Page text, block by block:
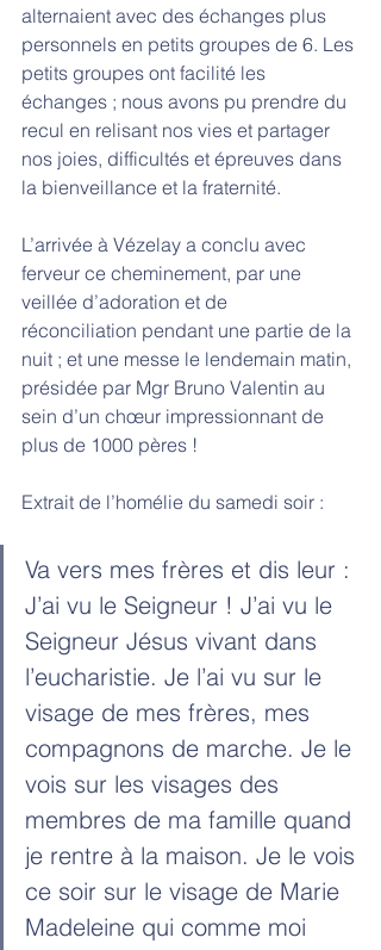
alternaient avec des échanges plus
personnels en petits groupes de 6. Les
petits groupes ont facilité les
échanges ; nous avons pu prendre du
recul en relisant nos vies et partager
nos joies, difficultés et épreuves dans
la bienveillance et la fraternité.
L’arrivée à Vézelay a conclu avec
ferveur ce cheminement, par une
veillée d’adoration et de
réconciliation pendant une partie de la
nuit ; et une messe le lendemain matin,
présidée par Mgr Bruno Valentin au
sein d’un chœur impressionnant de
plus de 1000 pères !
Extrait de l’homélie du samedi soir :
Va vers mes frères et dis leur :
J’ai vu le Seigneur ! J’ai vu le
Seigneur Jésus vivant dans
l’eucharistie. Je l’ai vu sur le
visage de mes frères, mes
compagnons de marche. Je le
vois sur les visages des
membres de ma famille quand
je rentre à la maison. Je le vois
ce soir sur le visage de Marie
Madeleine qui comme moi